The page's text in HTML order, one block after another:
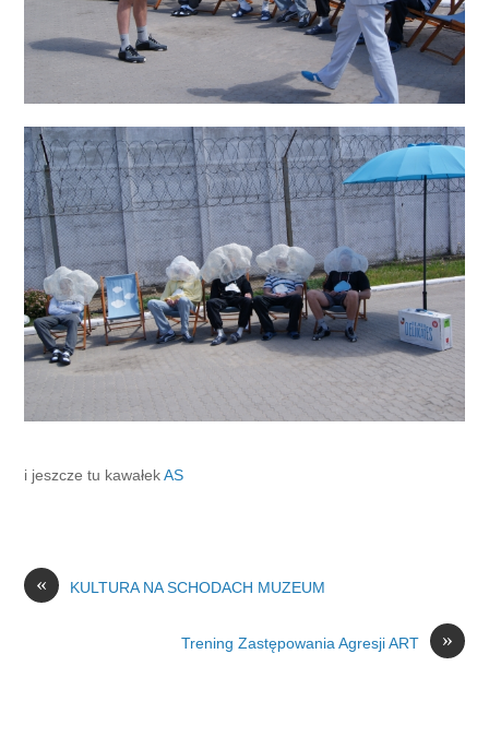
i jeszcze tu kawałekAS
« KULTURA NA SCHODACH MUZEUM
»
Trening Zastępowania Agresji ART